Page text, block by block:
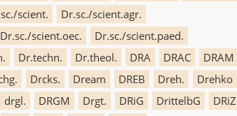
scient.
Dr.sc./scient.agr.
Dr.sc./scient.oec.
Dr.sc./scient.paed.
Dr.techn. Dr.theol. DRA DRAC
DRAM
Drcks. Dream DREB Dreh.
Drehko
drgl. DRGM Drgt. DRiG DrittelbG
DRiZ